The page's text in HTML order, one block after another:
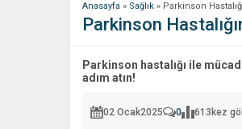
Anasayfa » Sağlık » Parkinson
Parkinson
Parkinson hastalığı ile
adım atın!
02 Ocak2025 0 613 kez